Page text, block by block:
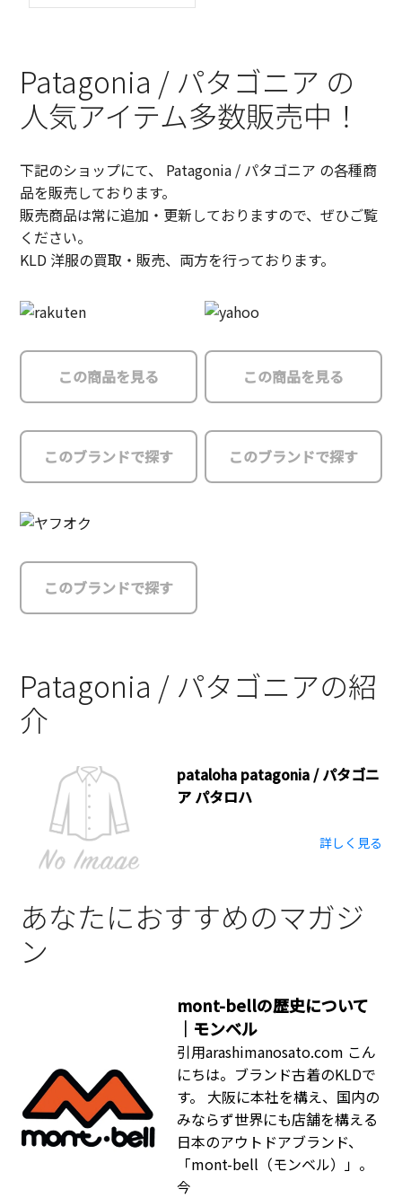
Patagonia / パタゴニア の
人気アイテム多数販売中！
下記のショップにて、 Patagonia / パタゴニア の各種商
品を販売しております。
販売商品は常に追加・更新しておりますので、ぜひご覧
ください。
KLD 洋服の買取・販売、両方を行っております。
この商品を見る
このブランドで探す
この商品を見る
このブランドで探す
このブランドで探す
Patagonia / パタゴニアの紹
介
pataloha patagonia / パタゴニ
ア パタロハ
詳しく見る
あなたにおすすめのマガジ
ン
mont-bellの歴史について
｜モンベル
引用arashimanosato.com こん
にちは。ブランド古着のKLDで
す。 大阪に本社を構え、国内の
みならず世界にも店舗を構える
日本のアウトドアブランド、
「mont-bell（モンベル）」。
今